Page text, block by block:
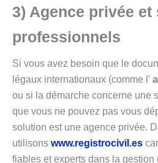
3) Agence privée et
professionnels
Si vous avez besoin que le
légaux internationaux (comme l'
ou si la démarche concerne une
que vous ne pouvez pas vous
solution est une agence privée.
utilisons www.registrocivil.es
fiables et experts dans la gestion